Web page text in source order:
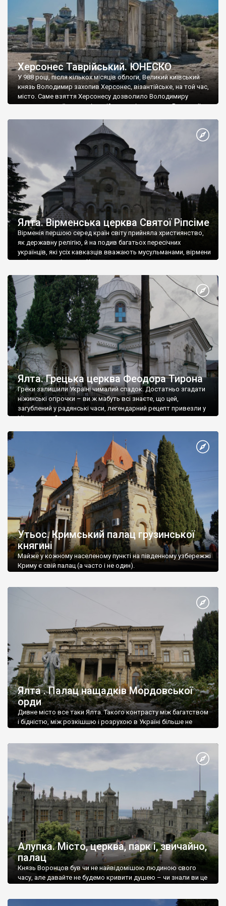
Херсонес Таврійський. ЮНЕСКО
У 988 році, після кількох місяців облоги, Великий київський
князь Володимир захопив Херсонес, візантійське, на той час,
місто. Саме взяття Херсонесу дозволило Володимиру
диктувати свої умови візантійському імператору Василю ІІ, та
Херсонесі Володимир-язичник, став Василем-християнином.
А потім було Хрещення Русі. На честь Херсонесу Таврійського
Ялта. Вірменська церква Святої Ріпсіме
Вірменія першою серед країн світу прийняла християнство,
як державну релігію, й на подив багатьох пересічних
українців, які усіх кавказців вважають мусульманами, вірмени
є відданими вірянами Христа
Ялта. Грецька церква Феодора Тирона
Греки залишили Україні чималий спадок. Достатньо згадати
ніжинські огірочки – ви ж мабуть всі знаєте, що цей,
загублений у радянські часи, легендарний рецепт привезли у
Ніжин греки?
Утьос. Кримський палац грузинської
княгині
Майже у кожному населеному пункті на південному узбережжі
Криму є свій палац (а часто і не один).
Ялта . Палац нащадків Мордовської
орди
Дивне місто все таки Ялта. Такого контрасту між багатством
і бідністю, між розкішшю і розрухою в Україні більше не
Алупка. Місто, церква, парк і, звичайно,
палац
Князь Воронцов був чи не найвідомішою людиною свого
часу, але давайте не будемо кривити душею – чи знали ви це